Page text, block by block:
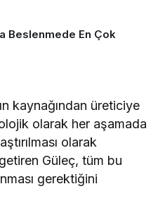
Beslenmede En Çok
kaynağından üreticiye
olarak her aşamada
olarak
Güleç, tüm bu
gerektiğini